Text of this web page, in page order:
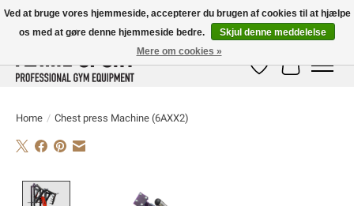
E-MAIL:info@flame-sport.deTEL.: +49 1525 9705 011
Ønskeseddel
Home / Chest press Machine (6AXX2)
Ved at bruge vores hjemmeside, accepterer du brugen af ​​cookies til at hjælpe
os med at gøre denne hjemmeside bedre.
Skjul denne meddelelse
Mere om cookies »